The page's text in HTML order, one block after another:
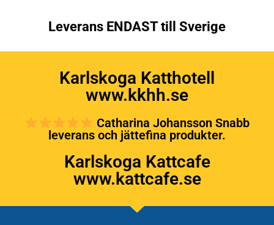
Leverans ENDAST till Sverige
Karlskoga Katthotell
www.kkhh.se
Catharina Johansson Snabb
leverans och jättefina produkter.
Karlskoga Kattcafe
www.kattcafe.se